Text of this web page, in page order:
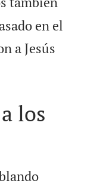
en el
a Jesús
los